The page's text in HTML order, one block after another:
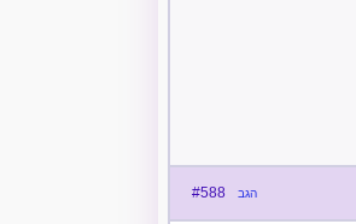
#588 הגב